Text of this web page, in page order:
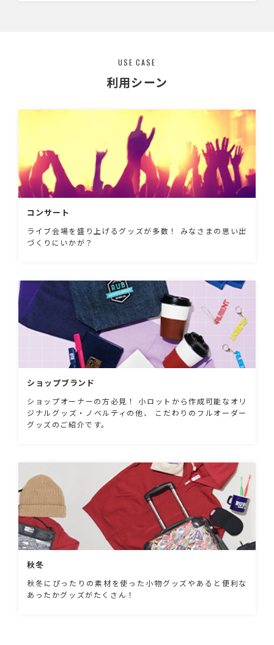
USE CASE
利用シーン
コンサート
ライブ会場を盛り上げるグッズが多数！ みなさまの思い出
づくりにいかが？
ショップブランド
ショップオーナーの方必見！ 小ロットから作成可能なオリ
ジナルグッズ・ノベルティの他、 こだわりのフルオーダー
グッズのご紹介です。
秋冬
秋冬にぴったりの素材を使った小物グッズやあると便利な
あったかグッズがたくさん！